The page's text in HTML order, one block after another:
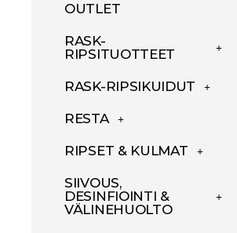
OUTLET
RASK-
RIPSITUOTTEET
RASK-RIPSIKUIDUT
RESTA
RIPSET & KULMAT
SIIVOUS,
DESINFIOINTI &
VÄLINEHUOLTO